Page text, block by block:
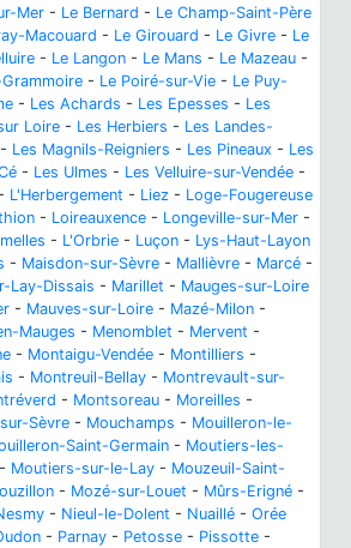
Mer - Le Bernard - Le Champ-Saint-Père
Macouard - Le Girouard - Le Givre - Le
- Le Langon - Le Mans - Le Mazeau -
- Le Poiré-sur-Vie - Le Puy-
- Les Achards - Les Epesses - Les
Loire - Les Herbiers - Les Landes-
- Les Magnils-Reigniers - Les Pineaux - Les
- Les Ulmes - Les Velluire-sur-Vendée -
- L'Herbergement - Liez - Loge-Fougereuse
- Loireauxence - Longeville-sur-Mer -
- L'Orbrie - Luçon - Lys-Haut-Layon
- Maisdon-sur-Sèvre - Mallièvre - Marcé -
Lay-Dissais - Marillet - Mauges-sur-Loire
- Mauves-sur-Loire - Mazé-Milon -
Mauges - Menomblet - Mervent -
- Montaigu-Vendée - Montilliers -
- Montreuil-Bellay - Montrevault-sur-
- Montsoreau - Moreilles -
Sèvre - Mouchamps - Mouilleron-le-
Saint-Germain - Moutiers-les-
- Moutiers-sur-le-Lay - Mouzeuil-Saint-
- Mozé-sur-Louet - Mûrs-Erigné -
- Nieul-le-Dolent - Nuaillé - Orée
- Parnay - Petosse - Pissotte -